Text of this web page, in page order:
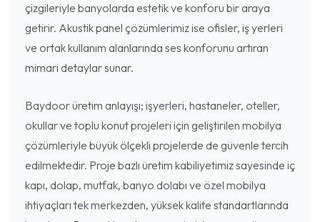
çizgileriyle banyolarda estetik ve konforu bir araya
getirir. Akustik panel çözümlerimiz ise ofisler, iş yerleri
ve ortak kullanım alanlarında ses konforunu artıran
mimari detaylar sunar.
Baydoor üretim anlayışı; işyerleri, hastaneler, oteller,
okullar ve toplu konut projeleri için geliştirilen mobilya
çözümleriyle büyük ölçekli projelerde de güvenle tercih
edilmektedir. Proje bazlı üretim kabiliyetimiz sayesinde iç
kapı, dolap, mutfak, banyo dolabı ve özel mobilya
ihtiyaçları tek merkezden, yüksek kalite standartlarında